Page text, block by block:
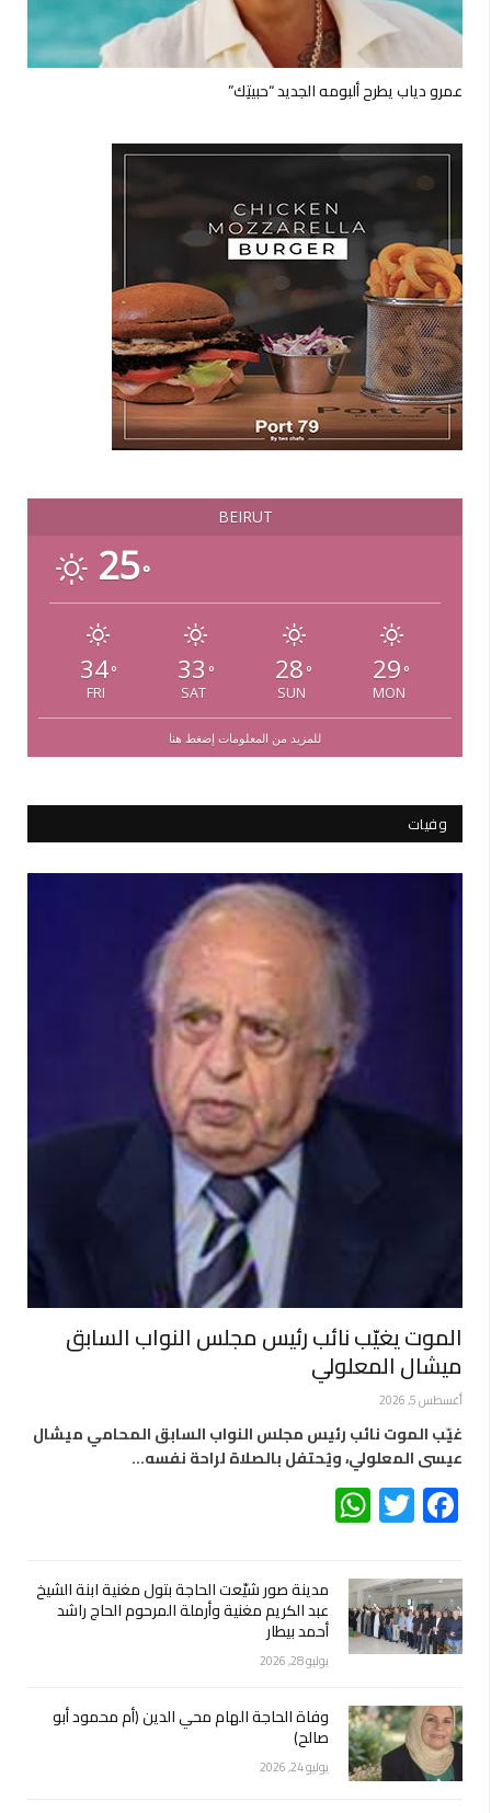
عمرو دياب يطرح ألبومه الجديد “حبيتِك”
BEIRUT
25°
34°
FRI
33 °
SAT
28 °
SUN
29 °
MON
للمزيد من المعلومات إضغط هنا
وفيات
الموت يغيّب نائب رئيس مجلس النواب السابق
ميشال المعلولي
أغسطس 5, 2026
غيّب الموت نائب رئيس مجلس النواب السابق المحامي ميشال
عيسى المعلولي، ويُحتفل بالصلاة لراحة نفسه…
Facebook
Twitter
مدينة صور شيّعت الحاجة بتول مغنية ابنة الشيخ
عبد الكريم مغنية وأرملة المرحوم الحاج راشد
أحمد بيطار
يوليو 28, 2026
وفاة الحاجة الهام محي الدين (أم محمود أبو
صالح)
يوليو 24, 2026